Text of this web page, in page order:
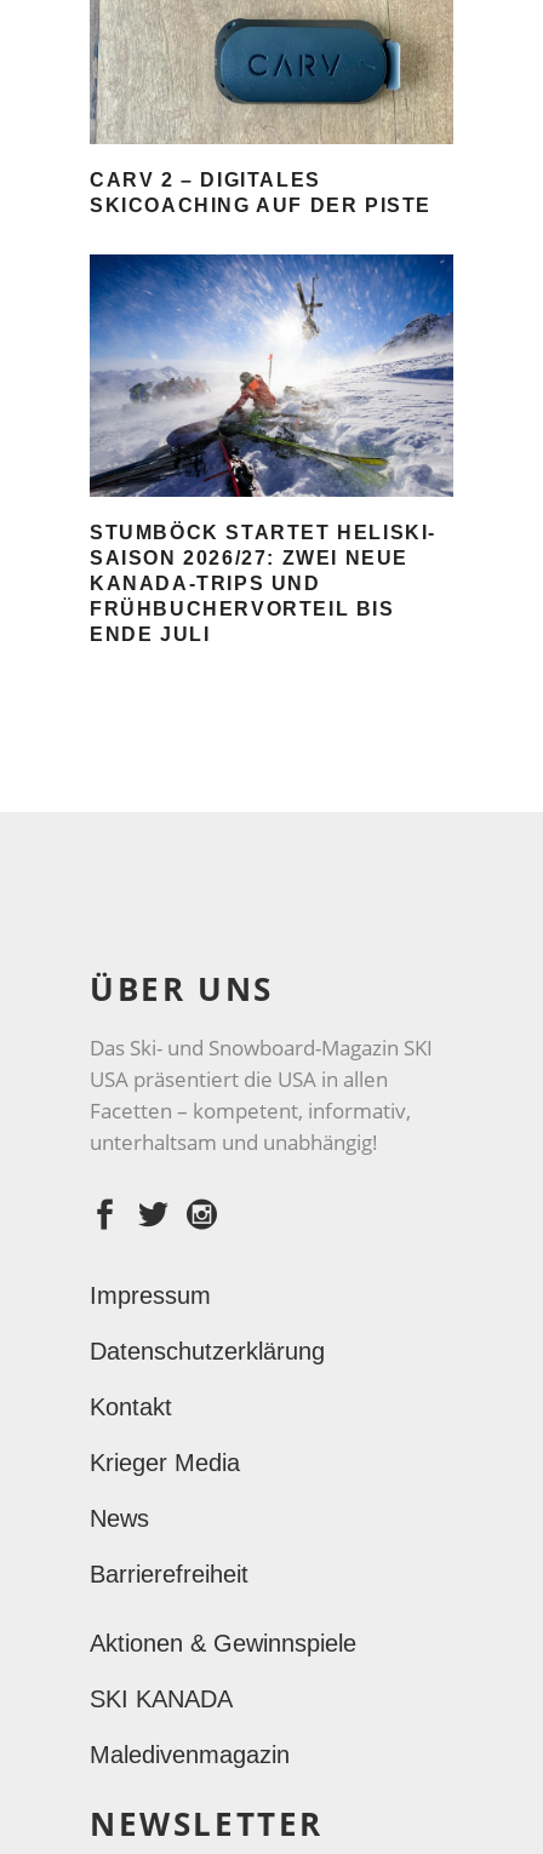
CARV 2 – DIGITALES
SKICOACHING AUF DER PISTE
STUMBÖCK STARTET HELISKI-
SAISON 2026/27: ZWEI NEUE
KANADA-TRIPS UND
FRÜHBUCHERVORTEIL BIS
ENDE JULI
ÜBER UNS
Das Ski- und Snowboard-Magazin SKI
USA präsentiert die USA in allen
Facetten – kompetent, informativ,
unterhaltsam und unabhängig!
Impressum
Datenschutzerklärung
Kontakt
Krieger Media
News
Barrierefreiheit
Aktionen & Gewinnspiele
SKI KANADA
Maledivenmagazin
NEWSLETTER